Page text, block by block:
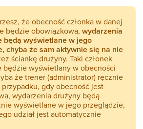
że obecność członka w danej
będzie obowiązkowa, wydarzenia
będą wyświetlane w jego
chyba że sam aktywnie się na nie
ściankę drużyny. Taki członek
będzie wyświetlany w obecności
że trener (administrator) ręcznie
przypadku, gdy obecność jest
wydarzenia drużyny będą
wyświetlane w jego przeglądzie,
udział jest automatycznie